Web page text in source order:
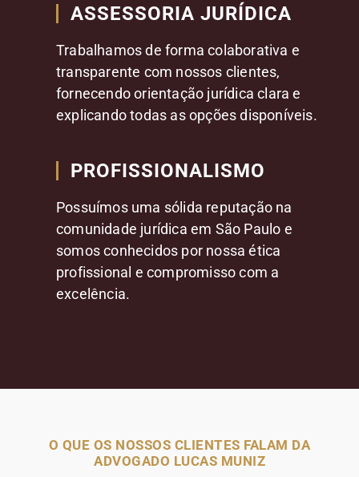
ASSESSORIA JURÍDICA
Trabalhamos de forma colaborativa e
transparente com nossos clientes,
fornecendo orientação jurídica clara e
explicando todas as opções disponíveis.
PROFISSIONALISMO
Possuímos uma sólida reputação na
comunidade jurídica em São Paulo e
somos conhecidos por nossa ética
profissional e compromisso com a
excelência.
O QUE OS NOSSOS CLIENTES FALAM DA
ADVOGADO LUCAS MUNIZ